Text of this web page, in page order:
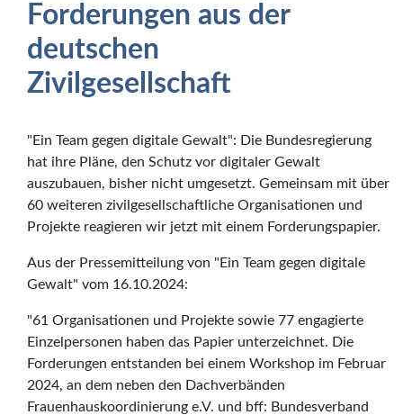
Forderungen aus der
deutschen
Zivilgesellschaft
"Ein Team gegen digitale Gewalt": Die Bundesregierung
hat ihre Pläne, den Schutz vor digitaler Gewalt
auszubauen, bisher nicht umgesetzt. Gemeinsam mit über
60 weiteren zivilgesellschaftliche Organisationen und
Projekte reagieren wir jetzt mit einem Forderungspapier.
Aus der Pressemitteilung von "Ein Team gegen digitale
Gewalt" vom 16.10.2024:
"61 Organisationen und Projekte sowie 77 engagierte
Einzelpersonen haben das Papier unterzeichnet. Die
Forderungen entstanden bei einem Workshop im Februar
2024, an dem neben den Dachverbänden
Frauenhauskoordinierung e.V. und bff: Bundesverband